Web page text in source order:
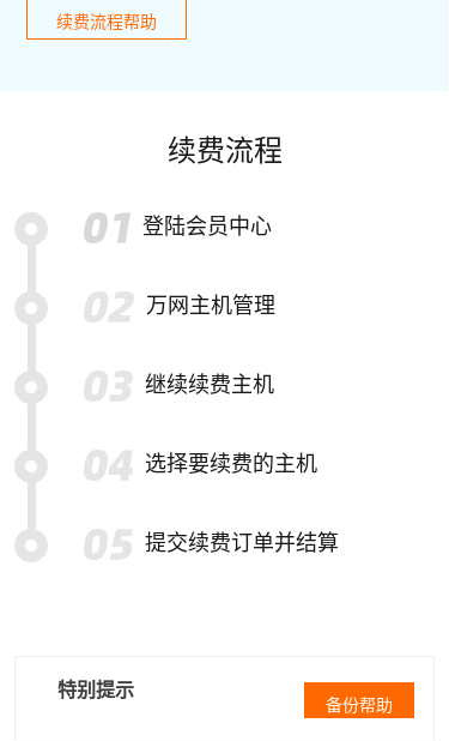
续费流程帮助
续费流程
登陆会员中心
万网主机管理
继续续费主机
选择要续费的主机
提交续费订单并结算
特别提示
备份帮助